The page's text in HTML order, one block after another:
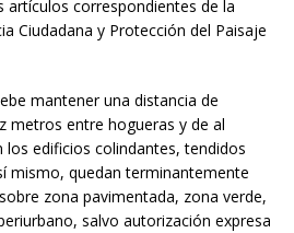
artículos correspondientes de la
Ciudadana y Protección del Paisaje
mantener una distancia de
metros entre hogueras y de al
edificios colindantes, tendidos
mismo, quedan terminantemente
zona pavimentada, zona verde,
salvo autorización expresa